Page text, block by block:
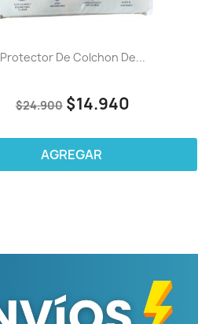
Protector De Colchon De...
$24.900 $14.940
AGREGAR